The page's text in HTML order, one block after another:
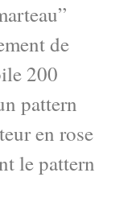
de
200
pattern
en rose
le pattern